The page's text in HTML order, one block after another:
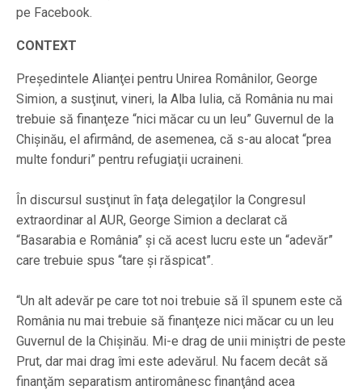
pe Facebook.
CONTEXT
Preşedintele Alianţei pentru Unirea Românilor, George
Simion, a susţinut, vineri, la Alba Iulia, că România nu mai
trebuie să finanţeze “nici măcar cu un leu” Guvernul de la
Chişinău, el afirmând, de asemenea, că s-au alocat “prea
multe fonduri” pentru refugiaţii ucraineni.
În discursul susţinut în faţa delegaţilor la Congresul
extraordinar al AUR, George Simion a declarat că
“Basarabia e România” şi că acest lucru este un “adevăr”
care trebuie spus “tare şi răspicat”.
“Un alt adevăr pe care tot noi trebuie să îl spunem este că
România nu mai trebuie să finanţeze nici măcar cu un leu
Guvernul de la Chişinău. Mi-e drag de unii miniştri de peste
Prut, dar mai drag îmi este adevărul. Nu facem decât să
finanţăm separatism antiromânesc finanţând acea